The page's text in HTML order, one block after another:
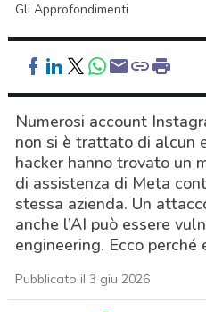
Gli Approfondimenti
Numerosi account
non si è trattato di alcun
hacker hanno trovato un
di assistenza di Meta
stessa azienda. Un
anche l’AI può essere
engineering. Ecco perché
Pubblicato il 3 giu 2026